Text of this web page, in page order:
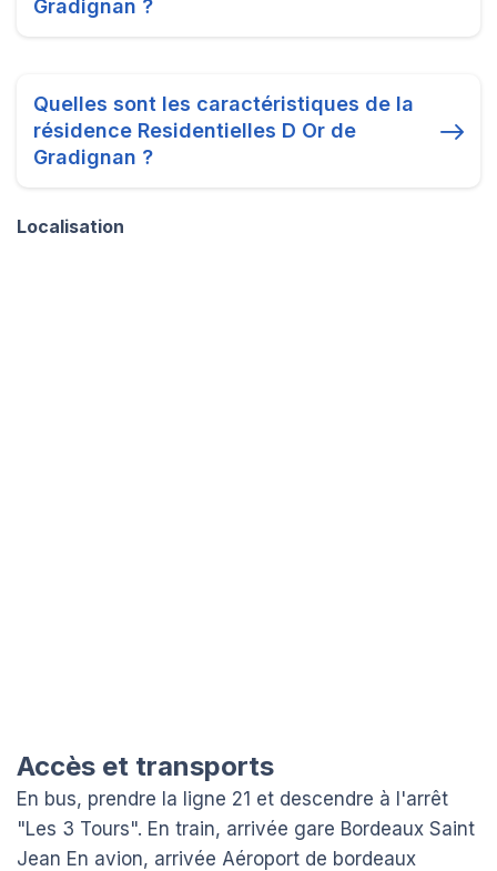
Gradignan ?
Quelles sont les caractéristiques de la
résidence Residentielles D Or de
Gradignan ?
Localisation
Accès et transports
En bus, prendre la ligne 21 et descendre à l'arrêt
"Les 3 Tours". En train, arrivée gare Bordeaux Saint
Jean En avion, arrivée Aéroport de bordeaux